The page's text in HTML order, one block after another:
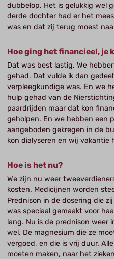
dubbelop. Het is gelukkig wel
derde dochter had er het
was en dat zij terug moest
Hoe ging het financieel, je
Dat was best lastig. We
gehad. Dat vulde ik dan
verpleegkundige was. En we
hulp gehad van de
paardrijden maar dat kon
geholpen. En we hebben een
aangeboden gekregen in de
kon dialyseren en wij vakantie
Hoe is het nu?
We zijn nu weer
kosten. Medicijnen worden
Prednison in de dosering die
was speciaal gemaakt voor
lang. Nu is de prednison weer
wel. De magnesium die ze
vergoed, en die is vrij duur.
moeten maken, naar het